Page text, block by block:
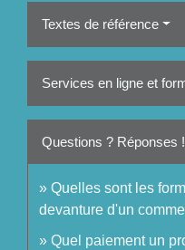
Textes de référence
Services en ligne et
Questions ? Réponses !
Quelles sont les
devanture d'un
Quel paiement un